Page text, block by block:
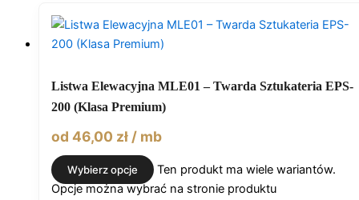
Listwa Elewacyjna MLE01 – Twarda Sztukateria EPS-
200 (Klasa Premium)
od 46,00 zł / mb
Wybierz opcje
Ten produkt ma wiele wariantów.
Opcje można wybrać na stronie produktu